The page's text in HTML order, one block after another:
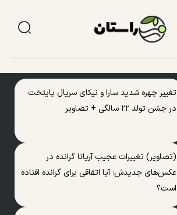
تغییر چهره شدید سارا و نیکای سریال پایتخت
در جشن تولد ۲۲ سالگی + تصاویر
(تصاویر) تغییرات عجیب آریانا گرانده در
عکس‌های جدیدش؛ آیا اتفاقی برای گرانده افتاده
است؟